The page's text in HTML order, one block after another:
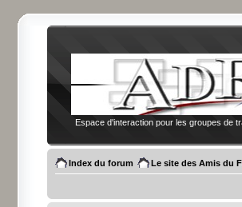
Espace d'interaction pour les groupes de
Index du forum Le site des Amis du